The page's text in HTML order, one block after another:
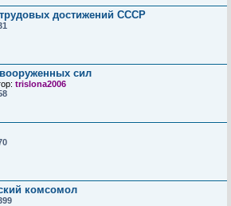
достижений CCCP
сил
trislona2006
комсомол